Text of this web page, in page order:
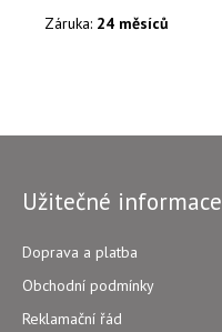
Záruka: 24 měsíců
Užitečné informace
Doprava a platba
Obchodní podmínky
Reklamační řád